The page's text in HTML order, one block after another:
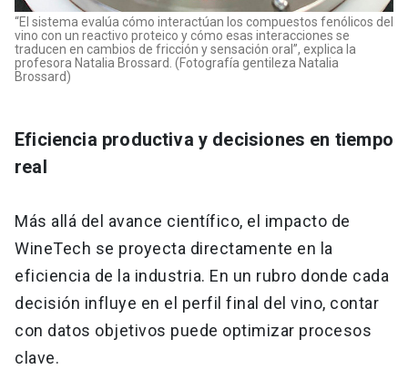
“El sistema evalúa cómo interactúan los compuestos fenólicos del
vino con un reactivo proteico y cómo esas interacciones se
traducen en cambios de fricción y sensación oral”, explica la
profesora Natalia Brossard. (Fotografía gentileza Natalia
Brossard)
Eficiencia productiva y decisiones en tiempo
real
Más allá del avance científico, el impacto de
WineTech se proyecta directamente en la
eficiencia de la industria. En un rubro donde cada
decisión influye en el perfil final del vino, contar
con datos objetivos puede optimizar procesos
clave.